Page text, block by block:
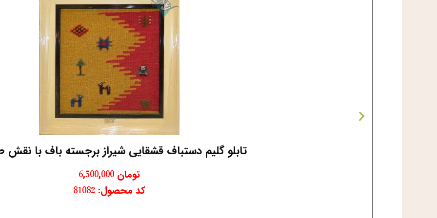
تابلو گلیم دستباف قشقایی شیراز برجسته باف با
تومان
کد محصول: 81082